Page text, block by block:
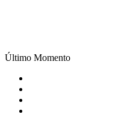
Último Momento